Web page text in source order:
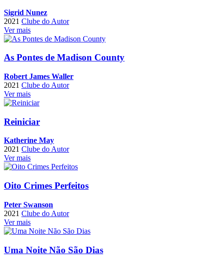
Sigrid Nunez
2021 Clube do Autor
Ver mais
As Pontes de Madison County
Robert James Waller
2021 Clube do Autor
Ver mais
Reiniciar
Katherine May
2021 Clube do Autor
Ver mais
Oito Crimes Perfeitos
Peter Swanson
2021 Clube do Autor
Ver mais
Uma Noite Não São Dias